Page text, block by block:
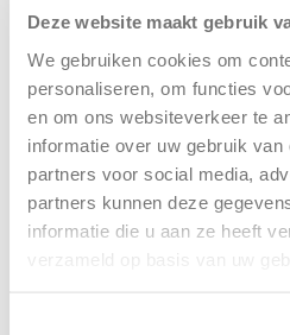
Deze website maakt gebruik
We gebruiken cookies om
personaliseren, om functies
en om ons websiteverkeer te
informatie over uw gebruik
partners voor social media,
partners kunnen deze
informatie die u aan ze heeft
verzameld op basis van uw
Level 3, 6 St Andrew Square
Edinburgh EH2 2BD
Geregistreerd in Schotland No.
BTW nummer:
GB259547713
Renewi Ltd is lid van de
Association Membership No.
Waar kan je ons vinden?